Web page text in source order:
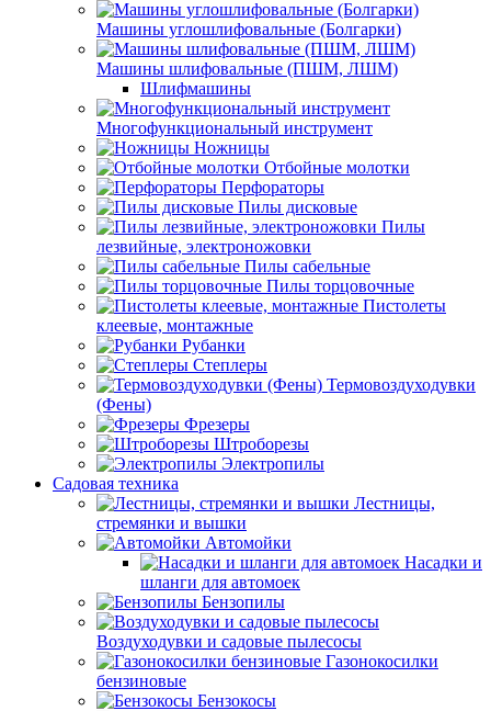
Машины углошлифовальные (Болгарки)
Машины шлифовальные (ПШМ, ЛШМ)
Шлифмашины
Многофункциональный инструмент
Ножницы
Отбойные молотки
Перфораторы
Пилы дисковые
Пилы
лезвийные, электроножовки
Пилы сабельные
Пилы торцовочные
Пистолеты
клеевые, монтажные
Рубанки
Степлеры
Термовоздуходувки
(Фены)
Фрезеры
Штроборезы
Электропилы
Садовая техника
Лестницы,
стремянки и вышки
Автомойки
Насадки и
шланги для автомоек
Бензопилы
Воздуходувки и садовые пылесосы
Газонокосилки
бензиновые
Бензокосы